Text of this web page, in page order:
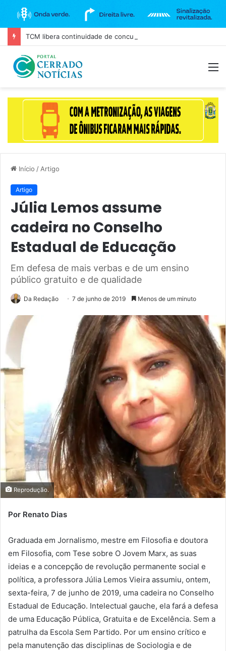
Início /Artigo
Artigo
Júlia Lemos assume
cadeira no Conselho
Estadual de Educação
Em defesa de mais verbas e de um ensino
público gratuito e de qualidade
Da Redação 7 de junho de 2019 Menos de um minuto
Reprodução.
Por Renato Dias
Graduada em Jornalismo, mestre em Filosofia e doutora
em Filosofia, com Tese sobre O Jovem Marx, as suas
ideias e a concepção de revolução permanente social e
política, a professora Júlia Lemos Vieira assumiu, ontem,
sexta-feira, 7 de junho de 2019, uma cadeira no Conselho
Estadual de Educação. Intelectual gauche, ela fará a defesa
de uma Educação Pública, Gratuita e de Excelência. Sem a
patrulha da Escola Sem Partido. Por um ensino crítico e
pela manutenção das disciplinas de Sociologia e de